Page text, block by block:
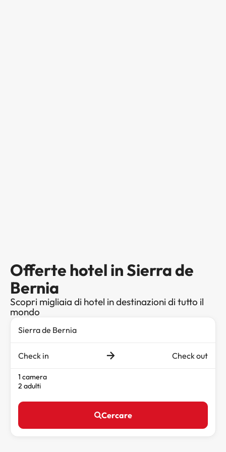
Offerte hotel in Sierra de
Bernia
Scopri migliaia di hotel in destinazioni di tutto il
mondo
Check in Check out
1 camera
2 adulti
Cercare